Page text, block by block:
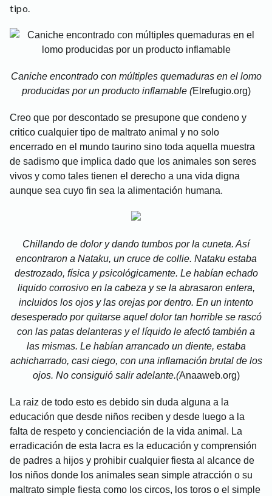
tipo.
Caniche encontrado con múltiples quemaduras en el lomo
producidas por un producto inflamable (Elrefugio.org)
Creo que por descontado se presupone que condeno y
critico cualquier tipo de maltrato animal y no solo
encerrado en el mundo taurino sino toda aquella muestra
de sadismo que implica dado que los animales son seres
vivos y como tales tienen el derecho a una vida digna
aunque sea cuyo fin sea la alimentación humana.
Chillando de dolor y dando tumbos por la cuneta. Así
encontraron a Nataku, un cruce de collie. Nataku estaba
destrozado, física y psicológicamente. Le habían echado
liquido corrosivo en la cabeza y se la abrasaron entera,
incluidos los ojos y las orejas por dentro. En un intento
desesperado por quitarse aquel dolor tan horrible se rascó
con las patas delanteras y el líquido le afectó también a
las mismas. Le habían arrancado un diente, estaba
achicharrado, casi ciego, con una inflamación brutal de los
ojos. No consiguió salir adelante.(Anaaweb.org)
La raiz de todo esto es debido sin duda alguna a la
educación que desde niños reciben y desde luego a la
falta de respeto y concienciación de la vida animal. La
erradicación de esta lacra es la educación y comprensión
de padres a hijos y prohibir cualquier fiesta al alcance de
los niños donde los animales sean simple atracción o su
maltrato simple fiesta como los circos, los toros o el simple